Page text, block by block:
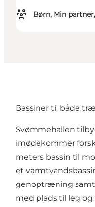
Børn, Min
Bassiner til både
Svømmehallen
imødekommer
meters bassin til
et
genoptræning
med plads til leg og